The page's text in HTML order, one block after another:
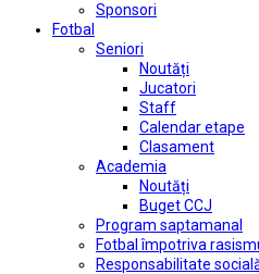
Sponsori
Fotbal
Seniori
Noutăți
Jucatori
Staff
Calendar etape
Clasament
Academia
Noutăți
Buget CCJ
Program saptamanal
Fotbal împotriva
Responsabilitate